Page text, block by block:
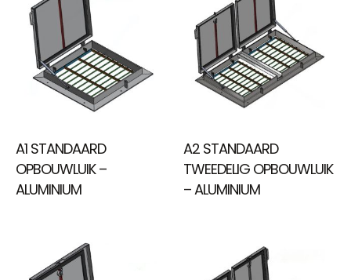
A1 STANDAARD
OPBOUWLUIK –
ALUMINIUM
A2 STANDAARD
TWEEDELIG OPBOUWLUIK
– ALUMINIUM